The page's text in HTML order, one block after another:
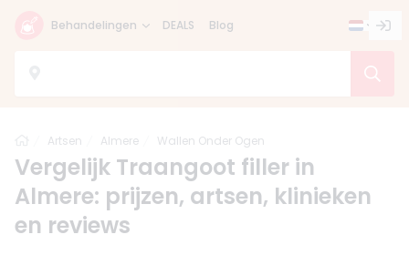
Behandelingen DEALS Blog
Home
Artsen Almere Wallen Onder Ogen
Vergelijk Traangoot filler in
Almere: prijzen, artsen, klinieken
en reviews